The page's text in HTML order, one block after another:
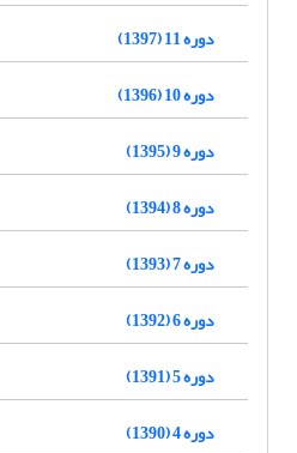
دوره 11 (1397)
دوره 10 (1396)
دوره 9 (1395)
دوره 8 (1394)
دوره 7 (1393)
دوره 6 (1392)
دوره 5 (1391)
دوره 4 (1390)